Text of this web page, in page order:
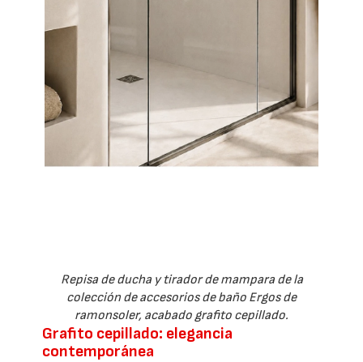
Repisa de ducha y tirador de mampara de la
colección de accesorios de baño Ergos de
ramonsoler, acabado grafito cepillado.
Grafito cepillado: elegancia
contemporánea